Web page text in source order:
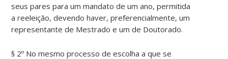
seus pares para um mandato de um ano, permitida
a reeleição, devendo haver, preferencialmente, um
representante de Mestrado e um de Doutorado.
§ 2º No mesmo processo de escolha a que se